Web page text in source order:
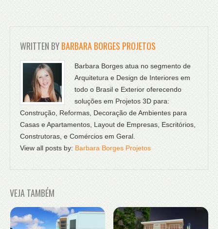
WRITTEN BYBARBARA BORGES PROJETOS
Barbara Borges atua no segmento de
Arquitetura e Design de Interiores em
todo o Brasil e Exterior oferecendo
soluções em Projetos 3D para:
Construção, Reformas, Decoração de Ambientes para
Casas e Apartamentos, Layout de Empresas, Escritórios,
Construtoras, e Comércios em Geral.
View all posts by: Barbara Borges Projetos
VEJA TAMBÉM